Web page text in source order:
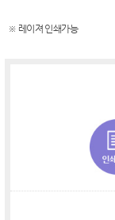
※ 레이져 인쇄가능